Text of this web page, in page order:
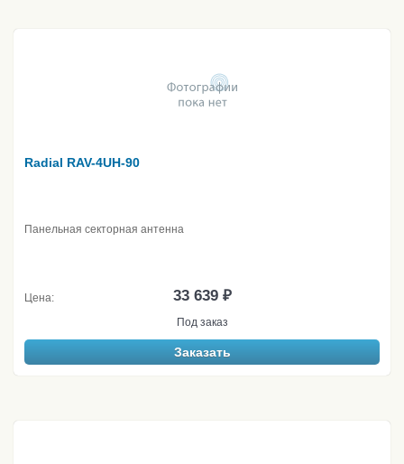
Radial RAV-4UH-90
Панельная секторная антенна
Цена: 33 639 ₽
Под заказ
Заказать